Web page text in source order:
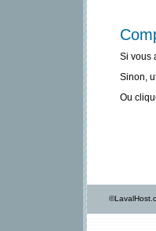
Si vous
Sinon,
Ou